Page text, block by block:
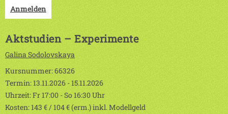
Anmelden
Aktstudien – Experimente
Galina Sodolovskaya
Kursnummer: 66326
Termin: 13.11.2026 - 15.11.2026
Uhrzeit: Fr 17:00 - So 16:30 Uhr
Kosten: 143 € / 104 € (erm.) inkl. Modellgeld